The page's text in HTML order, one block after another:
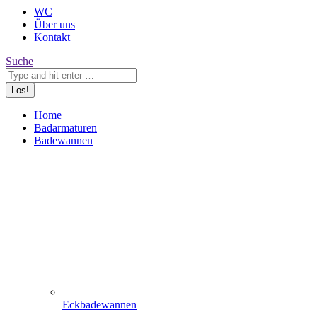
WC
Über uns
Kontakt
Search:
Suche
Home
Badarmaturen
Badewannen
Eckbadewannen